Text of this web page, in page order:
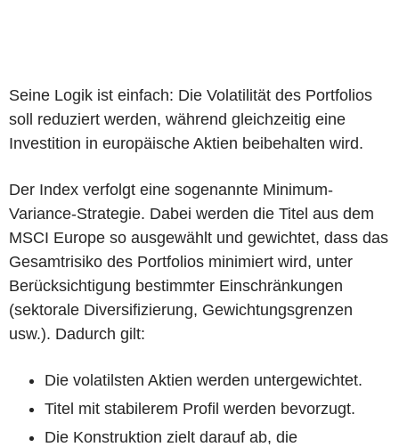
Seine Logik ist einfach: Die Volatilität des Portfolios
soll reduziert werden, während gleichzeitig eine
Investition in europäische Aktien beibehalten wird.
Der Index verfolgt eine sogenannte Minimum-
Variance-Strategie. Dabei werden die Titel aus dem
MSCI Europe so ausgewählt und gewichtet, dass das
Gesamtrisiko des Portfolios minimiert wird, unter
Berücksichtigung bestimmter Einschränkungen
(sektorale Diversifizierung, Gewichtungsgrenzen
usw.). Dadurch gilt:
Die volatilsten Aktien werden untergewichtet.
Titel mit stabilerem Profil werden bevorzugt.
Die Konstruktion zielt darauf ab, die